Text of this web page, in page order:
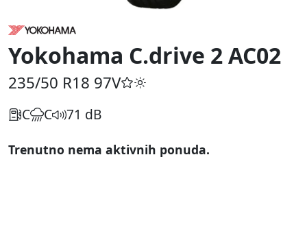
Yokohama C.drive 2 AC02
235/50 R18 97V
C C 71 dB
Trenutno nema aktivnih ponuda.